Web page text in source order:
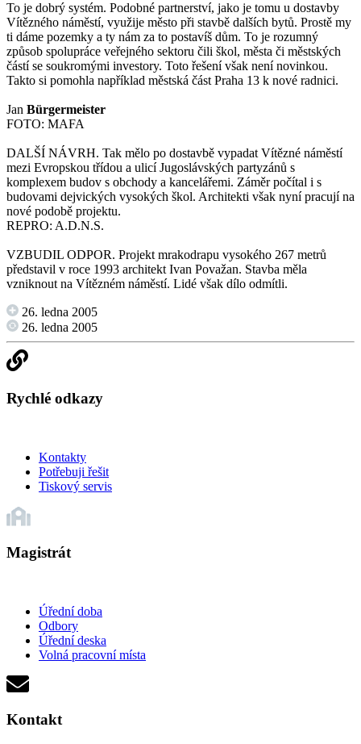
To je dobrý systém. Podobné partnerství, jako je tomu u dostavby
Vítězného náměstí, využije město při stavbě dalších bytů. Prostě my
ti dáme pozemky a ty nám za to postavíš dům. To je rozumný
způsob spolupráce veřejného sektoru čili škol, města či městských
částí se soukromými investory. Toto řešení však není novinkou.
Takto si pomohla například městská část Praha 13 k nové radnici.
Jan Bürgermeister
FOTO: MAFA
DALŠÍ NÁVRH. Tak mělo po dostavbě vypadat Vítězné náměstí
mezi Evropskou třídou a ulicí Jugoslávských partyzánů s
komplexem budov s obchody a kancelářemi. Záměr počítal i s
budovami dejvických vysokých škol. Architekti však nyní pracují na
nové podobě projektu.
REPRO: A.D.N.S.
VZBUDIL ODPOR. Projekt mrakodrapu vysokého 267 metrů
představil v roce 1993 architekt Ivan Považan. Stavba měla
vzniknout na Vítězném náměstí. Lidé však dílo odmítli.
26. ledna 2005
26. ledna 2005
Rychlé odkazy
Kontakty
Potřebuji řešit
Tiskový servis
Magistrát
Úřední doba
Odbory
Úřední deska
Volná pracovní místa
Kontakt